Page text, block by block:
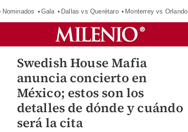
Nominados Gala Dallas vs Querétaro Monterrey vs Orlando
Swedish House Mafia
anuncia concierto en
México; estos son los
detalles de dónde y cuándo
será la cita